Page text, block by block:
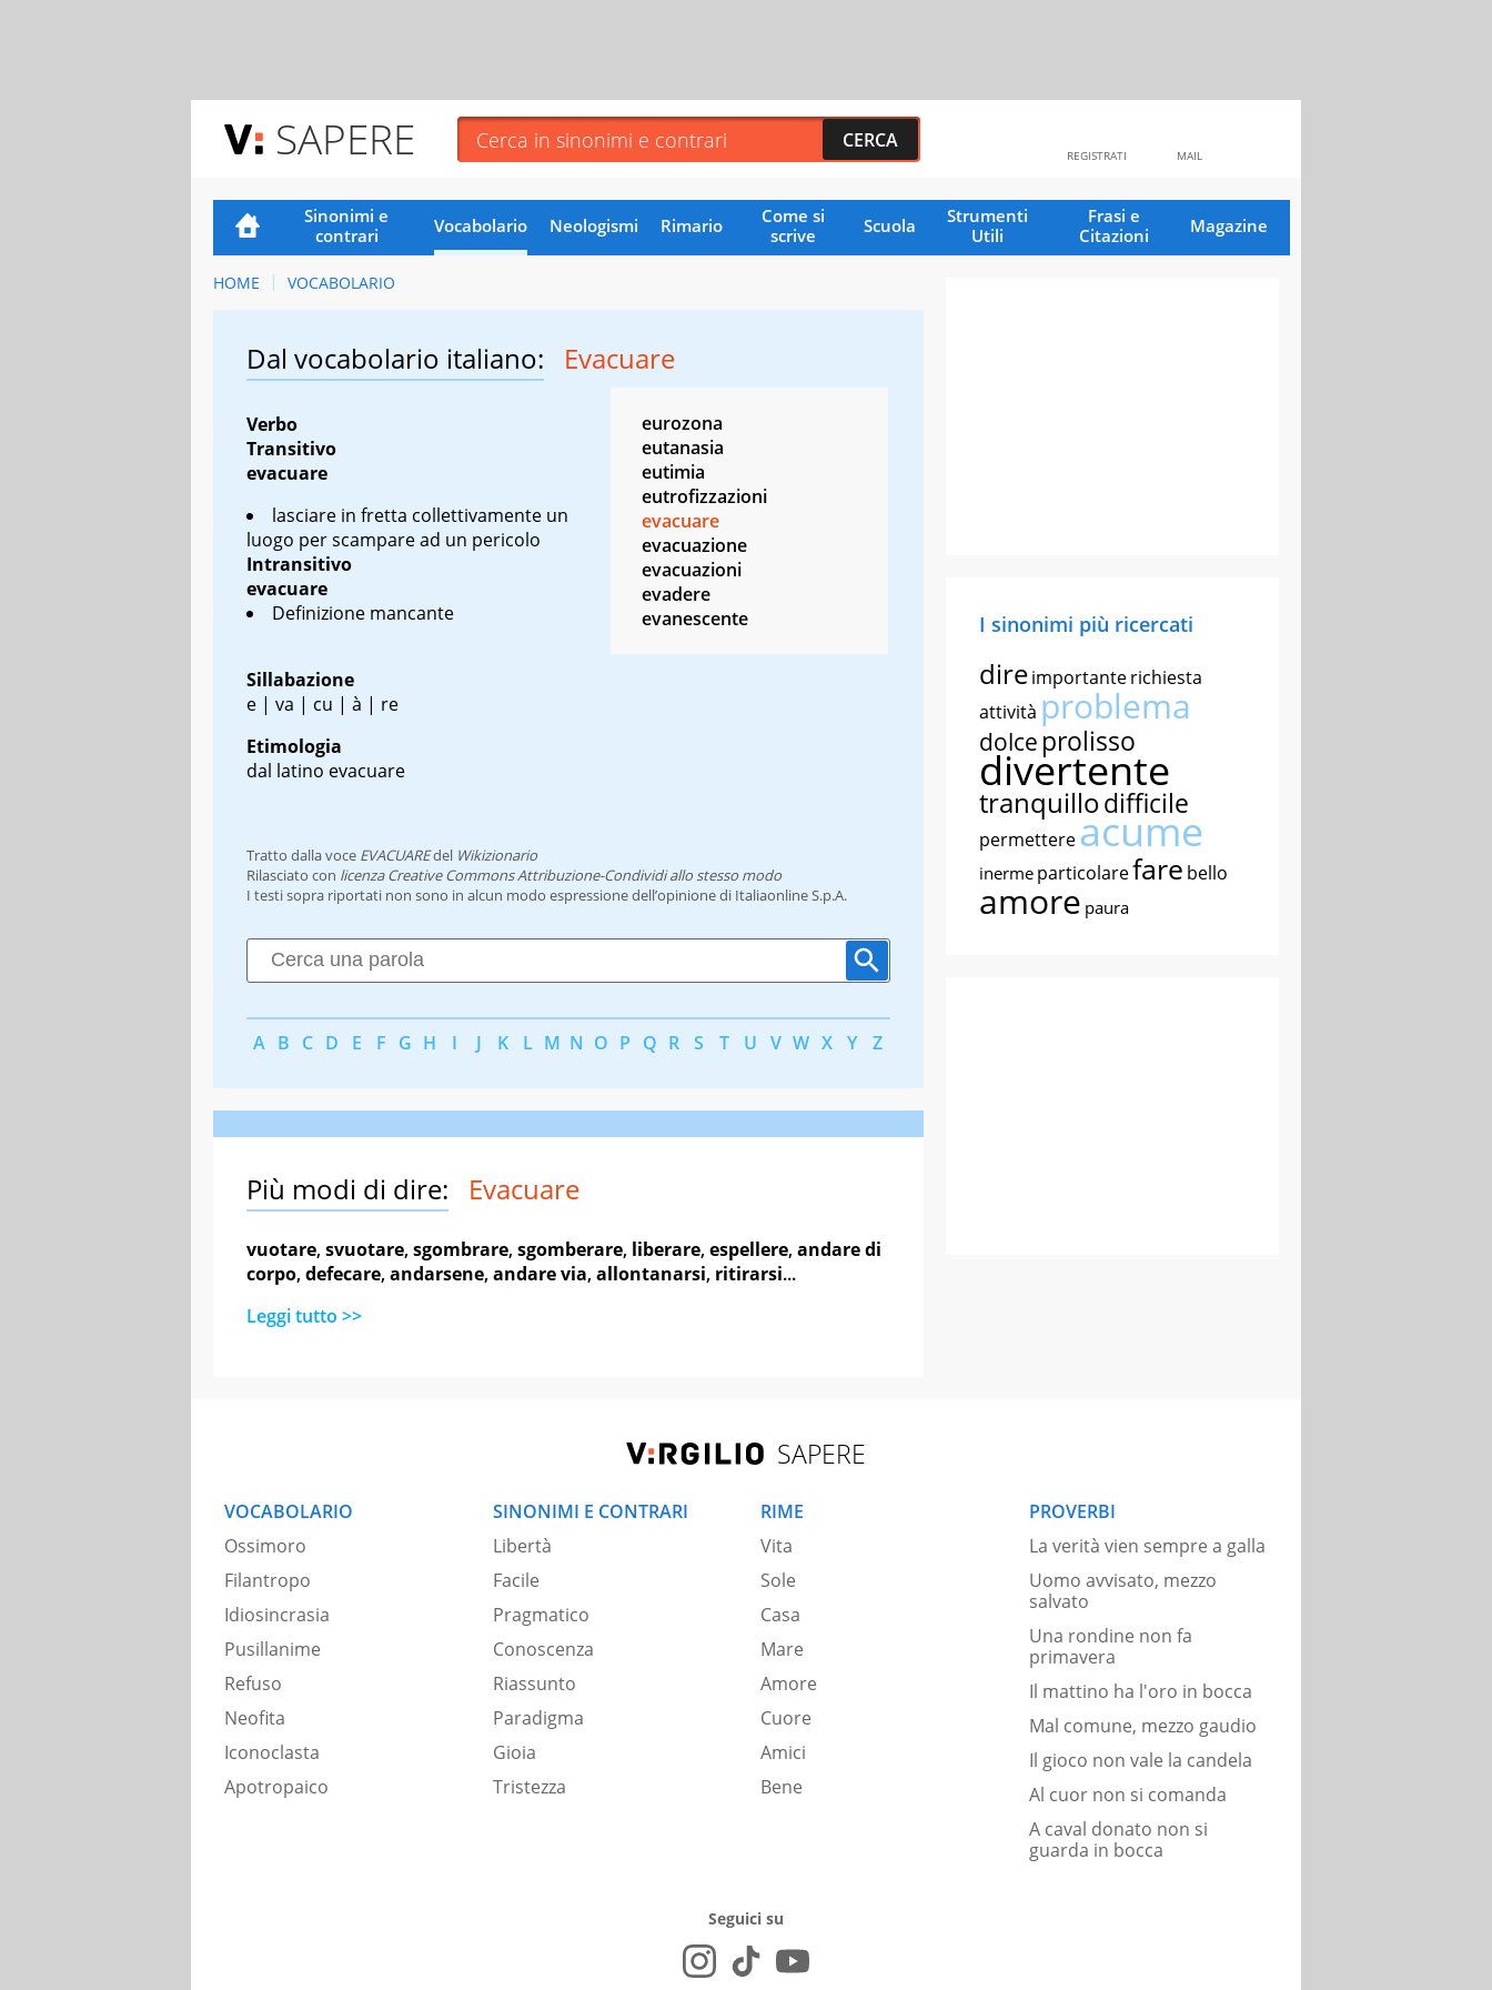
SAPERE MAIL
REGISTRATI
Sinonimi e
contrari
Vocabolario Neologismi Rimario
Come si
scrive
Scuola
Strumenti
Utili
Frasi e
Citazioni
Magazine
HOME VOCABOLARIO
Dal vocabolario italiano: Evacuare
Verbo
Transitivo
evacuare
lasciare in fretta collettivamente un
luogo per scampare ad un pericolo
Intransitivo
evacuare
Definizione mancante
Sillabazione
e | va | cu | à | re
Etimologia
dal latino evacuare
eurozona
eutanasia
eutimia
eutrofizzazioni
evacuare
evacuazione
evacuazioni
evadere
evanescente
Tratto dalla voce EVACUAREdel Wikizionario
Rilasciato con licenza Creative Commons Attribuzione-Condividi allo stesso modo
I testi sopra riportati non sono in alcun modo espressione dell’opinione di Italiaonline S.p.A.
A B C D E F G H I J K L M N O P Q R S T U V W X Y Z
Più modi di dire: Evacuare
vuotare,svuotare,sgombrare,sgomberare, liberare,espellere,andare di
corpo,defecare,andarsene,andare via,allontanarsi, ritirarsi...
Leggi tutto >>
I sinonimi più ricercati
direimportanterichiesta
attività problema
dolce prolisso
divertente
tranquillodifficile
permettereacume
inerme particolarefare bello
amore paura
SAPERE
VOCABOLARIO
Ossimoro
Filantropo
Idiosincrasia
Pusillanime
Refuso
Neofita
Iconoclasta
Apotropaico
SINONIMI E CONTRARI
Libertà
Facile
Pragmatico
Conoscenza
Riassunto
Paradigma
Gioia
Tristezza
RIME
Vita
Sole
Casa
Mare
Amore
Cuore
Amici
Bene
PROVERBI
La verità vien sempre a galla
Uomo avvisato, mezzo
salvato
Una rondine non fa
primavera
Il mattino ha l'oro in bocca
Mal comune, mezzo gaudio
Il gioco non vale la candela
Al cuor non si comanda
A caval donato non si
guarda in bocca
Seguici su